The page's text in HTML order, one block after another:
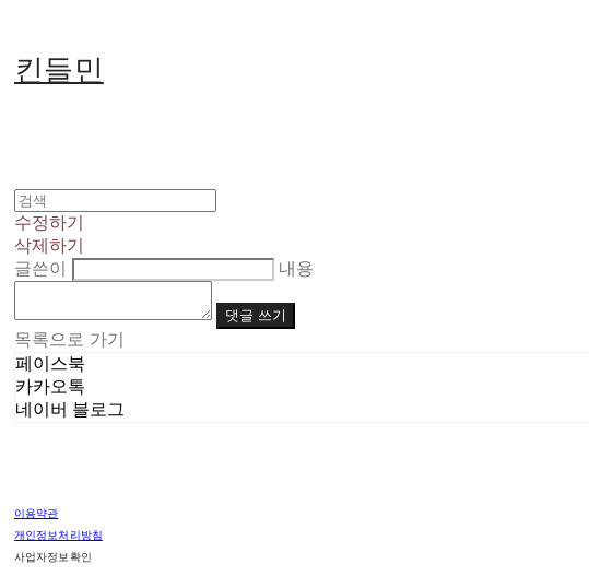
킨들민
수정하기
삭제하기
글쓴이
내용
댓글 쓰기
목록으로 가기
페이스북
카카오톡
네이버 블로그
이용약관
개인정보처리방침
사업자정보확인